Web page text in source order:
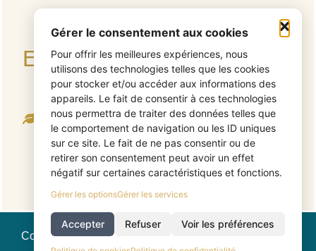
Gérer le consentement aux cookies
Pour offrir les meilleures expériences, nous
utilisons des technologies telles que les cookies
pour stocker et/ou accéder aux informations des
appareils. Le fait de consentir à ces technologies
nous permettra de traiter des données telles que
le comportement de navigation ou les ID uniques
sur ce site. Le fait de ne pas consentir ou de
retirer son consentement peut avoir un effet
négatif sur certaines caractéristiques et fonctions.
Gérer les optionsGérer les services
Accepter Refuser Voir les préférences
Engagement écologique
Ce site web a été conçu de manière à émettre le
moins de C02 possible
Pour connaitre l'empreinte carbone
de ce site, cliquez ici
Copyright © Cédric Mabyre | Human Gaya - Tous droits